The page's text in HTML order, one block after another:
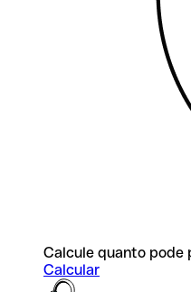
Calcule quanto pode
Calcular